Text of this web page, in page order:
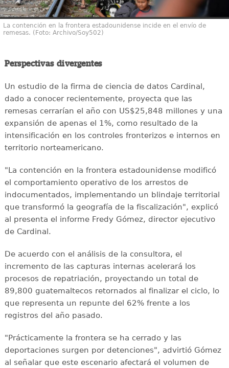
La contención en la frontera estadounidense incide en el envío de
remesas. (Foto: Archivo/Soy502)
Perspectivas divergentes
Un estudio de la firma de ciencia de datos Cardinal,
dado a conocer recientemente, proyecta que las
remesas cerrarían el año con US$25,848 millones y una
expansión de apenas el 1%, como resultado de la
intensificación en los controles fronterizos e internos en
territorio norteamericano.
"La contención en la frontera estadounidense modificó
el comportamiento operativo de los arrestos de
indocumentados, implementando un blindaje territorial
que transformó la geografía de la fiscalización", explicó
al presenta el informe Fredy Gómez, director ejecutivo
de Cardinal.
De acuerdo con el análisis de la consultora, el
incremento de las capturas internas acelerará los
procesos de repatriación, proyectando un total de
89,800 guatemaltecos retornados al finalizar el ciclo, lo
que representa un repunte del 62% frente a los
registros del año pasado.
"Prácticamente la frontera se ha cerrado y las
deportaciones surgen por detenciones", advirtió Gómez
al señalar que este escenario afectará el volumen de